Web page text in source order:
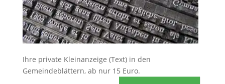
Ihre private Kleinanzeige (Text) in den
Gemeindeblättern, ab nur 15 Euro.